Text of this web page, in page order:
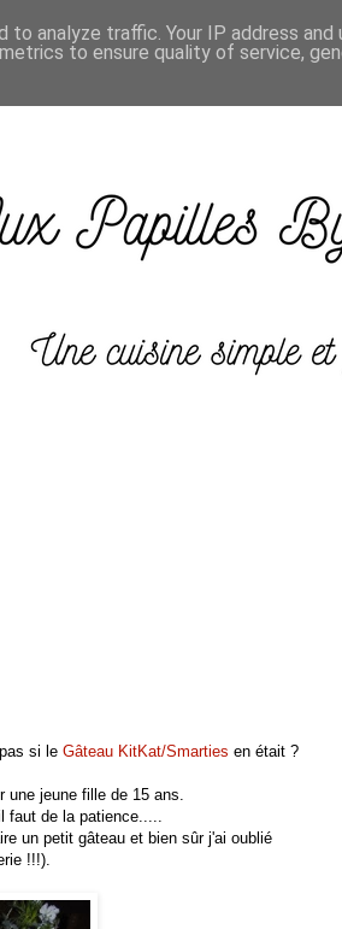
si le Gâteau KitKat/Smarties en était ?
une jeune fille de 15 ans.
faut de la patience.....
un petit gâteau et bien sûr j'ai oublié
!!!).
analyze traffic. Your IP address and
to ensure quality of service,